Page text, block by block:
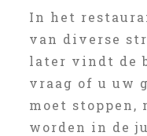
In het
van diverse
later vindt de
vraag of u uw
moet stoppen,
worden in de